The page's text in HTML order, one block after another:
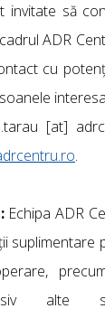
invitate să
ADR
cu
[at]
.
Echipa ADR
suplimentare
alte